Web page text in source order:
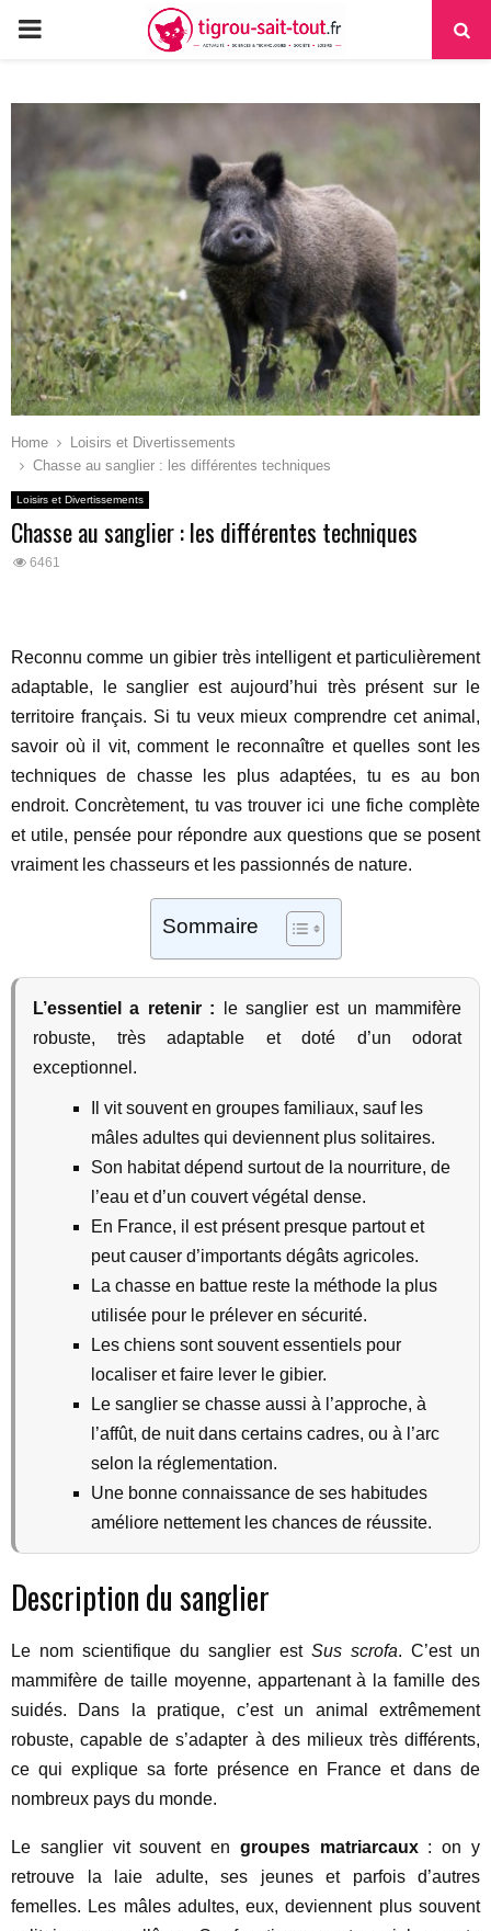
PRIMARY
Home
Loisirs et Divertissements
Chasse au sanglier : les différentes techniques
Loisirs et Divertissements
Chasse au sanglier : les différentes techniques
6461
Reconnu comme un gibier très intelligent et particulièrement
adaptable, le sanglier est aujourd’hui très présent sur le
territoire français. Si tu veux mieux comprendre cet animal,
savoir où il vit, comment le reconnaître et quelles sont les
techniques de chasse les plus adaptées, tu es au bon
endroit. Concrètement, tu vas trouver ici une fiche complète
et utile, pensée pour répondre aux questions que se posent
vraiment les chasseurs et les passionnés de nature.
Sommaire
L’essentiel a retenir : le sanglier est un mammifère
robuste, très adaptable et doté d’un odorat
exceptionnel.
Il vit souvent en groupes familiaux, sauf les
mâles adultes qui deviennent plus solitaires.
Son habitat dépend surtout de la nourriture, de
l’eau et d’un couvert végétal dense.
En France, il est présent presque partout et
peut causer d’importants dégâts agricoles.
La chasse en battue reste la méthode la plus
utilisée pour le prélever en sécurité.
Les chiens sont souvent essentiels pour
localiser et faire lever le gibier.
Le sanglier se chasse aussi à l’approche, à
l’affût, de nuit dans certains cadres, ou à l’arc
selon la réglementation.
Une bonne connaissance de ses habitudes
améliore nettement les chances de réussite.
Description du sanglier
Le nom scientifique du sanglier est Sus scrofa. C’est un
mammifère de taille moyenne, appartenant à la famille des
suidés. Dans la pratique, c’est un animal extrêmement
robuste, capable de s’adapter à des milieux très différents,
ce qui explique sa forte présence en France et dans de
nombreux pays du monde.
Le sanglier vit souvent en groupes matriarcaux: on y
retrouve la laie adulte, ses jeunes et parfois d’autres
femelles. Les mâles adultes, eux, deviennent plus souvent